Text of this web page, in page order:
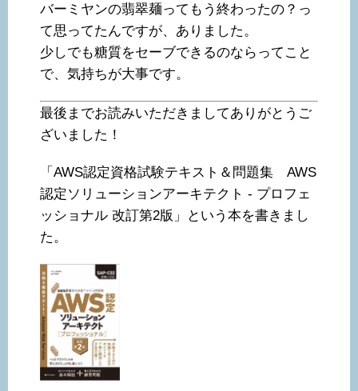
バーミヤンの翡翠麺ってもう終わったの？っ
て思ってたんですが、ありました。
少しでも糖質をセーブできるのならってこと
で、気持ちが大事です。
最後までお読みいただきましてありがとうご
ざいました！
「AWS認定資格試験テキスト＆問題集 AWS
認定ソリューションアーキテクト - プロフェ
ッショナル 改訂第2版」という本を書きまし
た。